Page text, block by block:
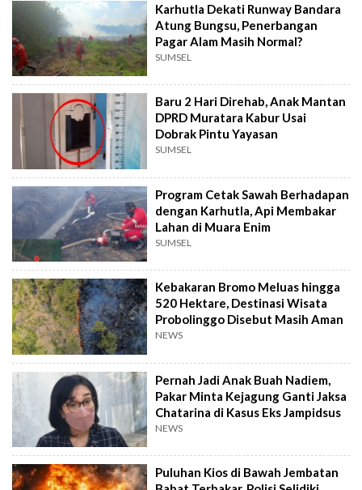
Karhutla Dekati Runway Bandara
Atung Bungsu, Penerbangan
Pagar Alam Masih Normal?
SUMSEL
Baru 2 Hari Direhab, Anak Mantan
DPRD Muratara Kabur Usai
Dobrak Pintu Yayasan
SUMSEL
Program Cetak Sawah Berhadapan
dengan Karhutla, Api Membakar
Lahan di Muara Enim
SUMSEL
Kebakaran Bromo Meluas hingga
520 Hektare, Destinasi Wisata
Probolinggo Disebut Masih Aman
NEWS
Pernah Jadi Anak Buah Nadiem,
Pakar Minta Kejagung Ganti Jaksa
Chatarina di Kasus Eks Jampidsus
NEWS
Puluhan Kios di Bawah Jembatan